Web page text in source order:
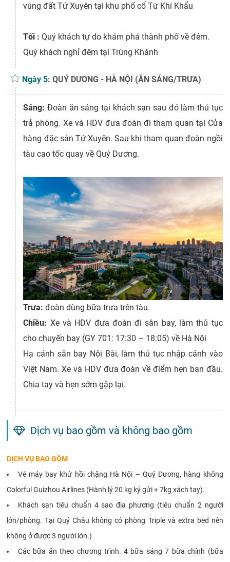
vùng đất Tứ Xuyên tại khu phố cổ Từ Khí Khẩu
Tối :Quý khách tự do khám phá thành phố về đêm.
Quý khách nghỉ đêm tại Trùng Khánh
Ngày 5:QUÝ DƯƠNG - HÀ NỘI (ĂN SÁNG/TRƯA)
Sáng: Đoàn ăn sáng tại khách sạn sau đó làm thủ tục
trả phòng. Xe và HDV đưa đoàn đi tham quan tại Cửa
hàng đặc sản Tứ Xuyên. Sau khi tham quan đoàn ngồi
tàu cao tốc quay về Quý Dương.
Trưa:đoàn dùng bữa trưa trên tàu.
Chiều: Xe và HDV đưa đoàn đi sân bay, làm thủ tục
cho chuyến bay (GY 701: 17:30 – 18:05) về Hà Nội
Hạ cánh sân bay Nội Bài, làm thủ tục nhập cảnh vào
Việt Nam. Xe và HDV đưa đoàn về điểm hẹn ban đầu.
Chia tay và hẹn sớm gặp lại.
Dịch vụ bao gồm và không bao gồm
DỊCH VỤ BAO GỒM
Vé máy bay khứ hồi chặng Hà Nội – Quý Dương, hàng không
Colorful Guizhou Airlines (Hành lý 20 kg ký gửi + 7kg xách tay).
Khách sạn tiêu chuẩn 4 sao địa phương (tiêu chuẩn 2 người
lớn/phòng. Tại Quý Châu không có phòng Triple và extra bed nên
không ở được 3 người lớn.)
Các bữa ăn theo chương trình: 4 bữa sáng 7 bữa chính (bữa